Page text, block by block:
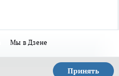
Мы в Дзене
Принять